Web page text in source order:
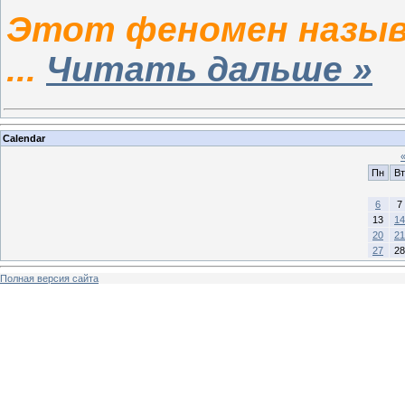
Этот феномен
... Читать дальше »
Calendar
«
Пн
Вт
6
7
13
14
20
21
27
28
Полная версия сайта